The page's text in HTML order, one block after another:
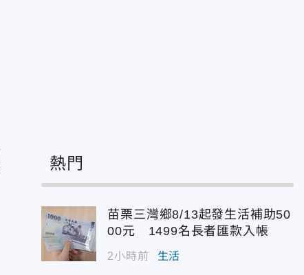
熱門
苗栗三灣鄉8/13起發生活補助50
00元 1499名長者匯款入帳
2小時前 生活